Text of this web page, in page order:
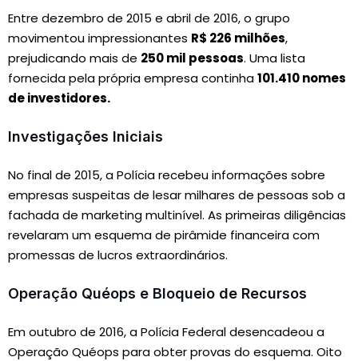
Entre dezembro de 2015 e abril de 2016, o grupo
movimentou impressionantes R$ 226 milhões,
prejudicando mais de 250 mil pessoas. Uma lista
fornecida pela própria empresa continha101.410 nomes
de investidores.
Investigações Iniciais
No final de 2015, a Polícia recebeu informações sobre
empresas suspeitas de lesar milhares de pessoas sob a
fachada de marketing multinível. As primeiras diligências
revelaram um esquema de pirâmide financeira com
promessas de lucros extraordinários.
Operação Quéops e Bloqueio de Recursos
Em outubro de 2016, a Polícia Federal desencadeou a
Operação Quéops para obter provas do esquema. Oito